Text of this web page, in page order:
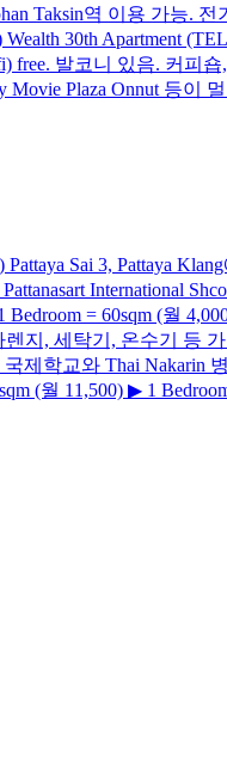
Taksin역 이용 가능.
Wealth 30th Apartment
발코니 있음. 커피숍,
Movie Plaza Onnut 등
Pattaya Sai 3, Pattaya
International
= 60sqm (월
지, 세탁기, 온수기 등
국제학교와 Thai
(월 11,500) ▶ 1